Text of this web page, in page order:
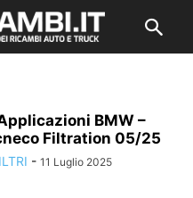
BMW –
Filtration 05/25
- 11 Luglio 2025